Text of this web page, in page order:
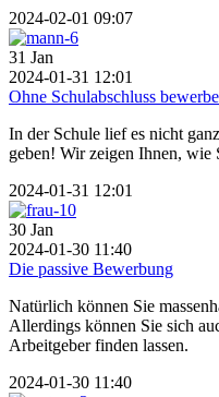
2024-02-01 09:07
31 Jan
2024-01-31 12:01
Ohne Schulabschluss
In der Schule lief es nicht
geben! Wir zeigen Ihnen, wie
2024-01-31 12:01
30 Jan
2024-01-30 11:40
Die passive Bewerbung
Natürlich können Sie
Allerdings können Sie sich
Arbeitgeber finden lassen.
2024-01-30 11:40